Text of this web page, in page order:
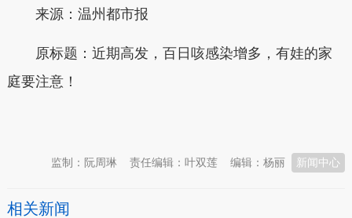
来源：温州都市报
原标题：近期高发，百日咳感染增多，有娃的家
庭要注意！
新闻中心
编辑：杨丽
责任编辑：叶双莲
监制：阮周琳
相关新闻